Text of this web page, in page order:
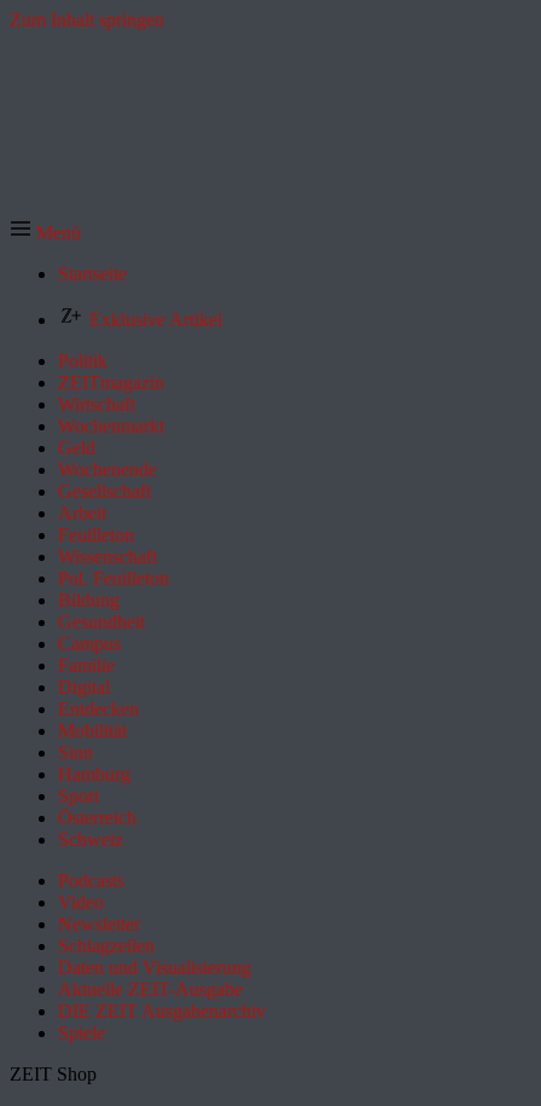
Zum Inhalt springen
Menü
Startseite
Exklusive Artikel
Politik
ZEITmagazin
Wirtschaft
Wochenmarkt
Geld
Wochenende
Gesellschaft
Arbeit
Feuilleton
Wissenschaft
Pol. Feuilleton
Bildung
Gesundheit
Campus
Familie
Digital
Entdecken
Mobilität
Sinn
Hamburg
Sport
Österreich
Schweiz
Podcasts
Video
Newsletter
Schlagzeilen
Daten und Visualisierung
Aktuelle ZEIT-Ausgabe
DIE ZEIT Ausgabenarchiv
Spiele
ZEIT Shop